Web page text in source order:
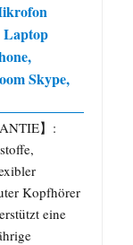
Laptop
Skype,
】:
Kopfhörer
eine